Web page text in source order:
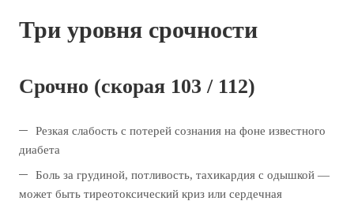
Три уровня срочности
Срочно (скорая 103 / 112)
Резкая слабость с потерей сознания на фоне известного
диабета
Боль за грудиной, потливость, тахикардия с одышкой —
может быть тиреотоксический криз или сердечная